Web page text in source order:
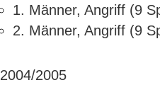
1. Männer, Angriff (9
2. Männer, Angriff (9
2004/2005